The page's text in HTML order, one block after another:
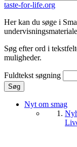
taste-for-life.org
Her kan du søge i
Søg efter ord i
muligheder.
Fuldtekst søgning
Nyt om smag